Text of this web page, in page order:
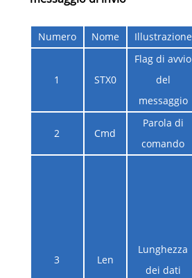
Numero Nome Illustrazione
1 STX0
Flag di avvio
del
messaggio
2 Cmd
Parola di
comando
3 Len
Lunghezza
dei dati